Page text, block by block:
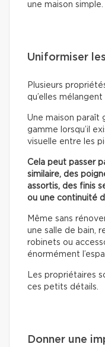
une maison simple.
Uniformiser
Plusieurs
qu’elles
Une maison paraît
gamme lorsqu’il
visuelle entre les
Cela peut passer
similaire, des
assortis, des finis
ou une continuité
Même sans
une salle de bain,
robinets ou
énormément
Les propriétaires
ces petits détails.
Donner une